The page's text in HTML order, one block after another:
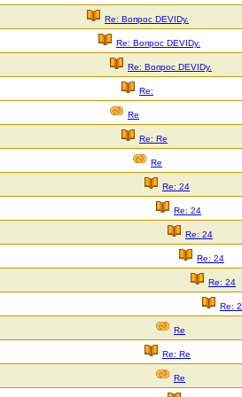
Re: Вопрос DEVIDу.
Re: Вопрос DEVIDу.
Re: Вопрос DEVIDу.
Re:
Re
Re: Re
Re
Re: 24
Re: 24
Re: 24
Re: 24
Re: 24
Re:
Re
Re: Re
Re